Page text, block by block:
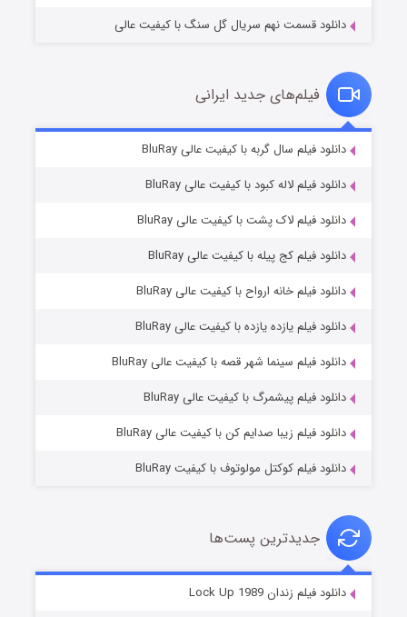
قسمت۶ (زیرنویس) منتشر شد
شوهر
دانلود قسمت نهم سریال گل سنگ با کیفیت عالی
فیلم‌های جدید ایرانی
دانلود فیلم سال گربه با کیفیت عالی BluRay
دانلود فیلم لاله کبود با کیفیت عالی BluRay
دانلود فیلم لاک پشت با کیفیت عالی BluRay
دانلود فیلم کج‌ پیله با کیفیت عالی BluRay
دانلود فیلم خانه ارواح با کیفیت عالی BluRay
دانلود فیلم یازده یازده با کیفیت عالی BluRay
دانلود فیلم سینما شهر قصه با کیفیت عالی BluRay
دانلود فیلم پیشمرگ با کیفیت عالی BluRay
دانلود فیلم زیبا صدایم کن با کیفیت عالی BluRay
دانلود فیلم کوکتل مولوتوف با کیفیت BluRay
جدیدترین پست‌ها
دانلود فیلم زندان Lock Up 1989